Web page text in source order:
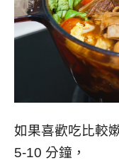
如果喜歡吃比較
5-10 分鐘，